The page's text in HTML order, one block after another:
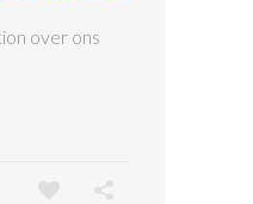
over ons